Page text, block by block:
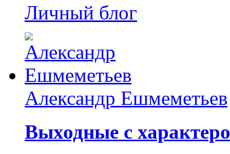
Личный блог
Александр Ешмеметьев
Выходные с